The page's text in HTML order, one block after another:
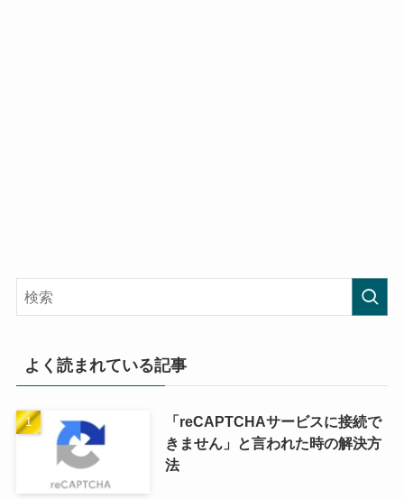
よく読まれている記事
「reCAPTCHAサービスに接続で
きません」と言われた時の解決方
法